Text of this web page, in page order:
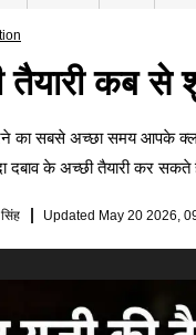
तैयारी कब से
का सबसे अच्छा समय आपके
दबाव के अच्छी तैयारी कर सकते
सिंह Updated May 20 2026,